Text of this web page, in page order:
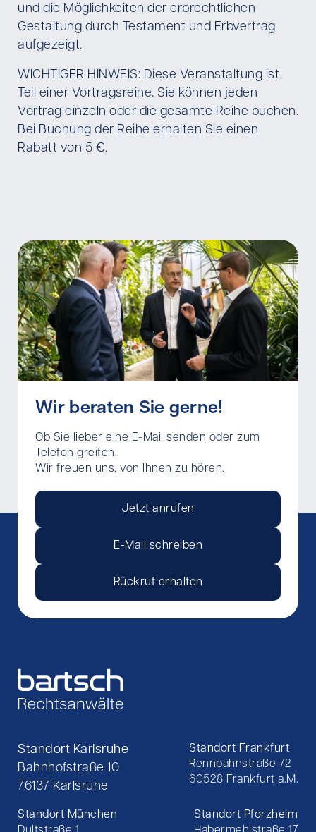
und die Möglichkeiten der erbrechtlichen
Gestaltung durch Testament und Erbvertrag
aufgezeigt.
WICHTIGER HINWEIS: Diese Veranstaltung ist
Teil einer Vortragsreihe. Sie können jeden
Vortrag einzeln oder die gesamte Reihe buchen.
Bei Buchung der Reihe erhalten Sie einen
Rabatt von 5 €.
Wir beraten Sie gerne!
Ob Sie lieber eine E-Mail senden oder zum
Telefon greifen.
Wir freuen uns, von Ihnen zu hören.
Jetzt anrufen
E-Mail schreiben
Rückruf erhalten
Standort Karlsruhe
Bahnhofstraße 10
76137 Karlsruhe
Standort Frankfurt
Rennbahnstraße 72
60528 Frankfurt a.M.
Standort München
Standort Pforzheim